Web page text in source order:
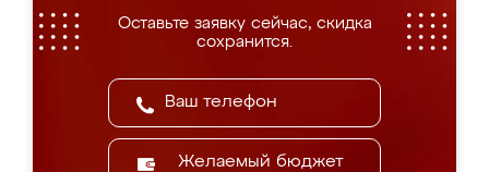
Оставьте заявку сейчас, скидка
сохранится.
Желаемый бюджет